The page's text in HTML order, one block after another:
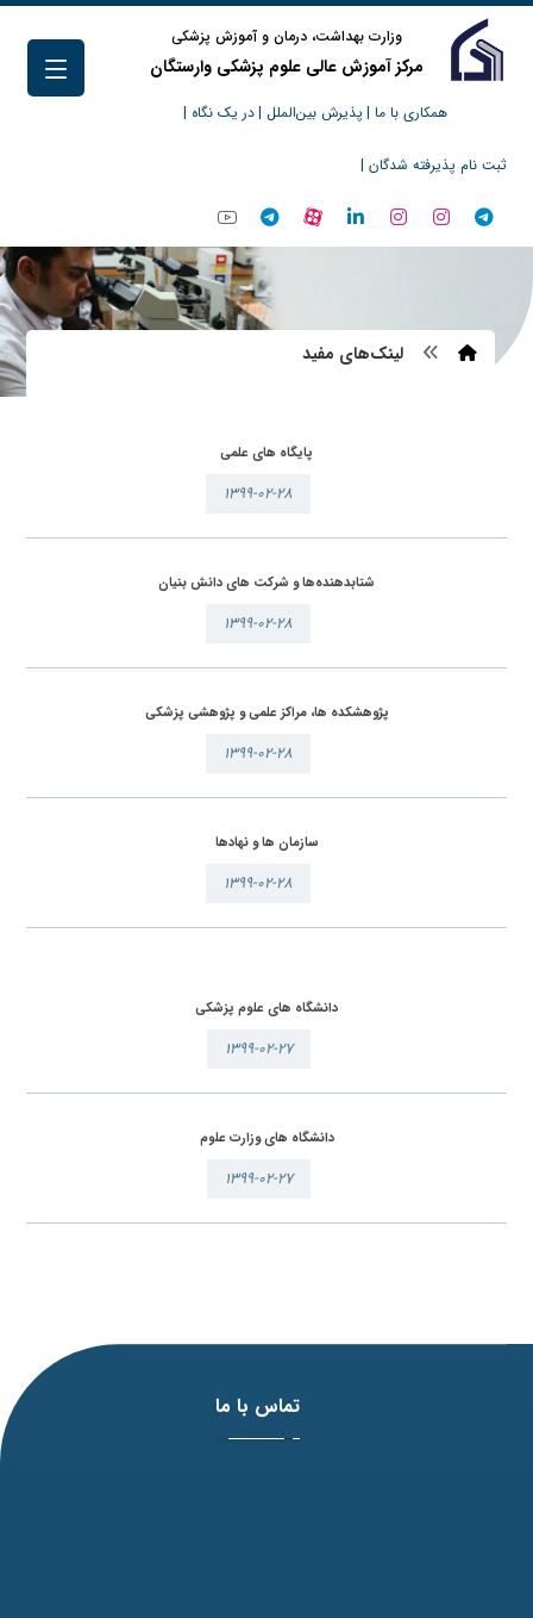
وزارت بهداشت، درمان و آموزش پزشکی
مرکز آموزش عالی علوم پزشکی وارستگان
همکاری با ما | پذیرش بین‌الملل |در یک نگاه |
ثبت نام پذیرفته شدگان |
لینک‌های مفید
پایگاه های علمی
۱۳۹۹-۰۲-۲۸
شتابدهنده‌ها و شرکت های دانش بنیان
۱۳۹۹-۰۲-۲۸
پژوهشکده ها، مراکز علمی و پژوهشی پزشکی
۱۳۹۹-۰۲-۲۸
سازمان ها و نهادها
۱۳۹۹-۰۲-۲۸
دانشگاه های علوم پزشکی
۱۳۹۹-۰۲-۲۷
دانشگاه های وزارت علوم
۱۳۹۹-۰۲-۲۷
تماس با ما